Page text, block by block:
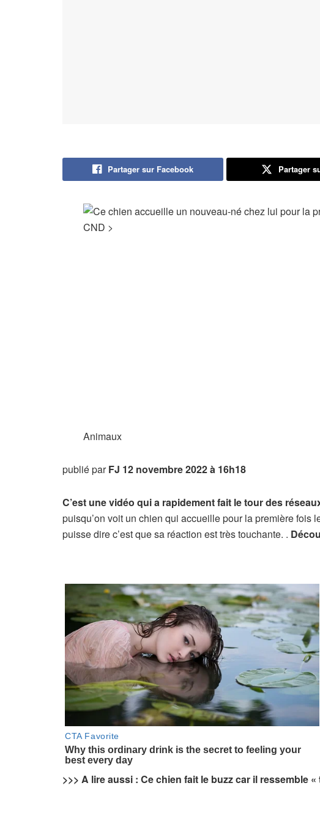
Partager sur Facebook Partager
CND >
Animaux
publié parFJ 12 novembre 2022 à 16h18
C’est une vidéo qui a rapidement fait le tour des
puisqu’on voit un chien qui accueille pour la première fois
puisse dire c’est que sa réaction est très touchante. .
>>> A lire aussi : Ce chien fait le buzz car il ressemble